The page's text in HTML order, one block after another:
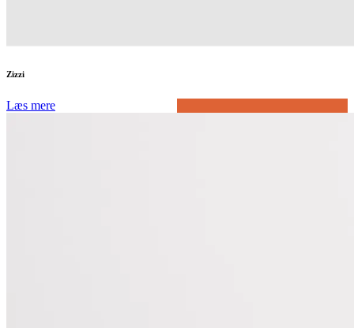
Zizzi
Læs mere